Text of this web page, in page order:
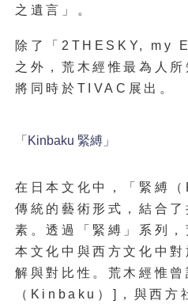
之遺言」。
除了
「2THESKY, my
之外，荒木經惟最為人
將同時於TIVAC展出。
「Kinbaku 緊縛」
在日本文化中，「緊縛
傳統的藝術形式，結合
素。透過「緊縛」系列，
本文化中與西方文化中
解與對比性。荒木經惟
（Kinbaku）]，與西方